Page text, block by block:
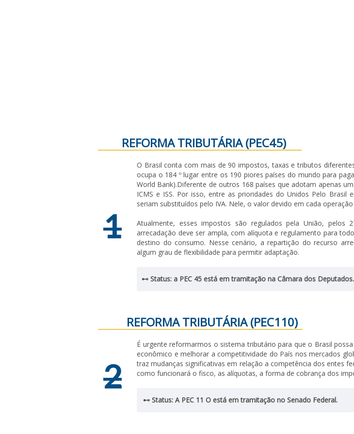
REFORMA TRIBUTÁRIA (PEC45)
1
O Brasil conta com mais de 90 impostos, taxas e tributos
ocupa o 184 º lugar entre os 190 piores países do mundo para
World Bank).Diferente de outros 168 países que adotam apenas
ICMS e ISS. Por isso, entre as prioridades do Unidos Pelo
seriam substituídos pelo IVA. Nele, o valor devido em cada
Atualmente, esses impostos são regulados pela União, pelos
arrecadação deve ser ampla, com alíquota e regulamento para
destino do consumo. Nesse cenário, a repartição do recurso
algum grau de flexibilidade para permitir adaptação.
⊷ Status: a PEC 45 está em tramitação na Câmara dos Deputados.
REFORMA TRIBUTÁRIA (PEC110)
2
É urgente reformarmos o sistema tributário para que o Brasil
econômico e melhorar a competitividade do País nos mercados
traz mudanças significativas em relação a competência dos entes
como funcionará o fisco, as alíquotas, a forma de cobrança dos
⊷ Status: A PEC 11 O está em tramitação no Senado Federal.